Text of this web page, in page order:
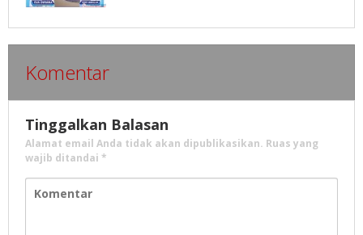
Komentar
Tinggalkan Balasan
Alamat email Anda tidak akan dipublikasikan. Ruas yang
wajib ditandai *